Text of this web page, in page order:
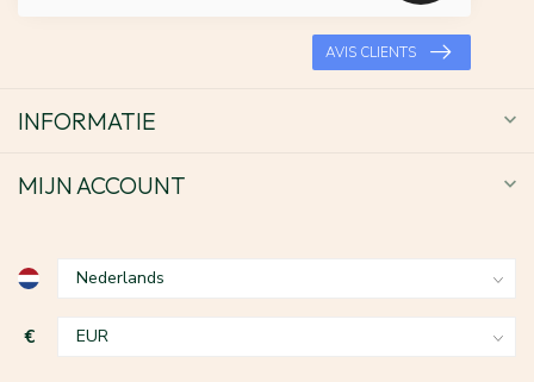
AVIS CLIENTS
INFORMATIE
MIJN ACCOUNT
€